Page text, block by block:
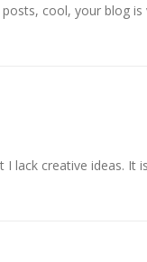
cool, your blog is
lack creative ideas.